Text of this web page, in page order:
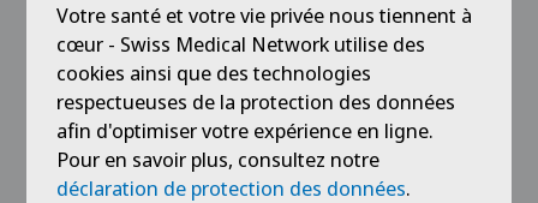
2012
Alarm Pain Killing avec Daniel Griesser, 2012
Traitement de la colonne vertébrale avec
Daniel Griesser, 2012
Votre santé et votre vie privée nous tiennent à
cœur - Swiss Medical Network utilise des
cookies ainsi que des technologies
respectueuses de la protection des données
afin d'optimiser votre expérience en ligne.
Pour en savoir plus, consultez notre
déclaration de protection des données.